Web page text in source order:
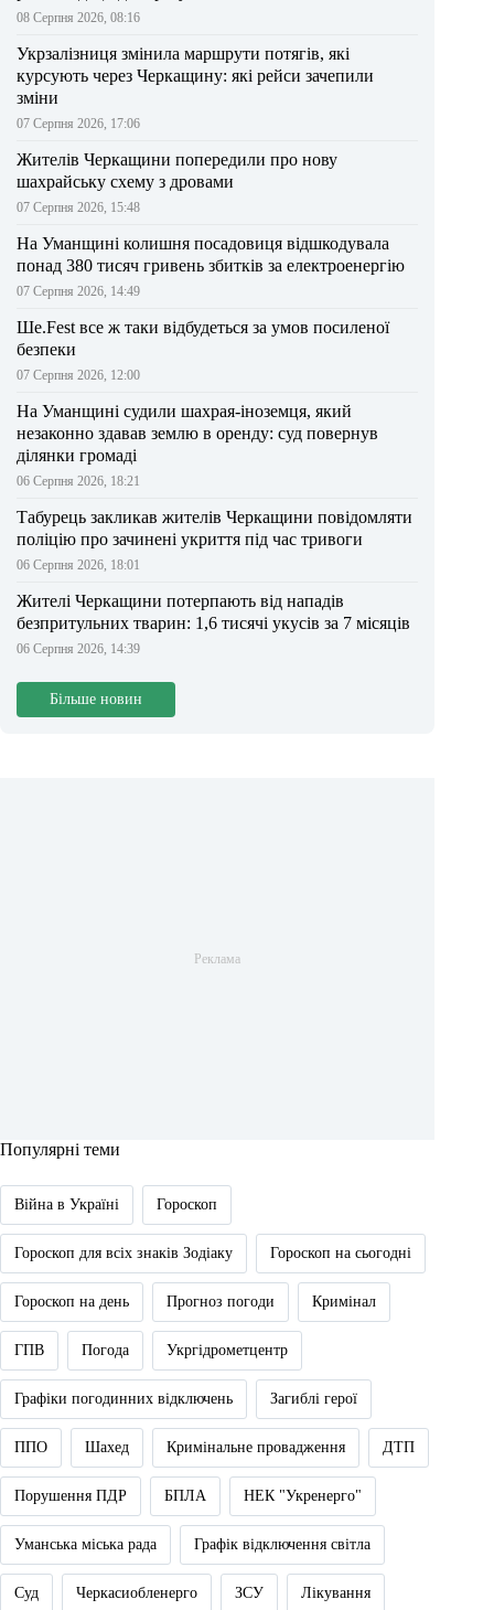
08 Серпня 2026, 08:16
Укрзалізниця змінила маршрути потягів, які
курсують через Черкащину: які рейси зачепили
зміни
07 Серпня 2026, 17:06
Жителів Черкащини попередили про нову
шахрайську схему з дровами
07 Серпня 2026, 15:48
На Уманщині колишня посадовиця відшкодувала
понад 380 тисяч гривень збитків за електроенергію
07 Серпня 2026, 14:49
Ше.Fest все ж таки відбудеться за умов посиленої
безпеки
07 Серпня 2026, 12:00
На Уманщині судили шахрая-іноземця, який
незаконно здавав землю в оренду: суд повернув
ділянки громаді
06 Серпня 2026, 18:21
Табурець закликав жителів Черкащини повідомляти
поліцію про зачинені укриття під час тривоги
06 Серпня 2026, 18:01
Жителі Черкащини потерпають від нападів
безпритульних тварин: 1,6 тисячі укусів за 7 місяців
06 Серпня 2026, 14:39
Більше новин
Популярні теми
Війна в Україні Гороскоп
Гороскоп для всіх знаків Зодіаку Гороскоп на сьогодні
Гороскоп на день Прогноз погоди Кримінал
ГПВ Погода Укргідрометцентр
Графіки погодинних відключень Загиблі герої
ППО Шахед Кримінальне провадження ДТП
Порушення ПДР БПЛА НЕК "Укренерго"
Уманська міська рада Графік відключення світла
Суд Черкасиобленерго ЗСУ Лікування